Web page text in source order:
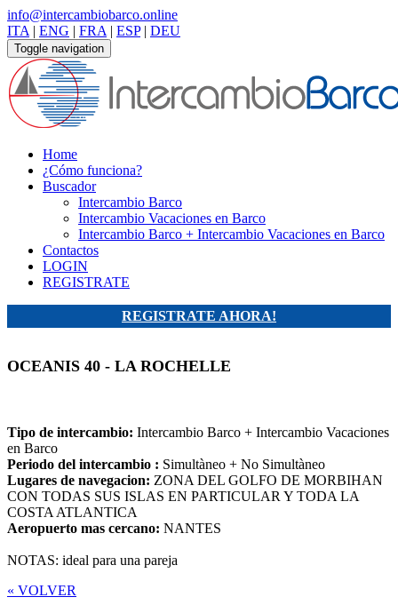
info@intercambiobarco.online
ITA | ENG | FRA | ESP| DEU
Toggle navigation
Home
¿Cómo funciona?
Buscador
Intercambio Barco
Intercambio Vacaciones en Barco
Intercambio Barco + Intercambio Vacaciones en Barco
Contactos
LOGIN
REGISTRATE
REGISTRATE AHORA!
OCEANIS 40 - LA ROCHELLE
Tipo de intercambio: Intercambio Barco + Intercambio Vacaciones
en Barco
Periodo del intercambio : Simultàneo + No Simultàneo
Lugares de navegacion: ZONA DEL GOLFO DE MORBIHAN
CON TODAS SUS ISLAS EN PARTICULAR Y TODA LA
COSTA ATLANTICA
Aeropuerto mas cercano: NANTES
NOTAS: ideal para una pareja
« VOLVER